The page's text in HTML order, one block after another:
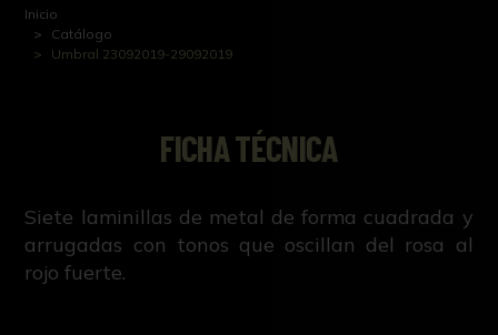
Inicio
Catálogo
Umbral 23092019-29092019
FICHA TÉCNICA
Siete laminillas de metal de forma cuadrada y
arrugadas con tonos que oscillan del rosa al
rojo fuerte.